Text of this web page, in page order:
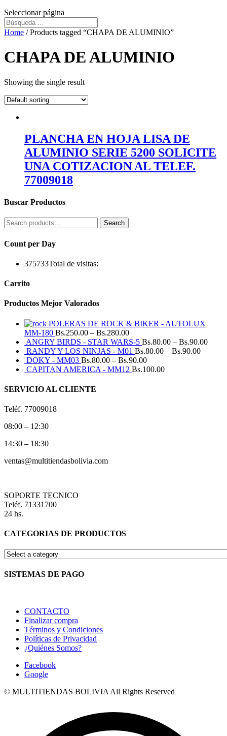
Seleccionar página
Home / Products tagged “CHAPA DE ALUMINIO”
CHAPA DE ALUMINIO
Showing the single result
PLANCHA EN HOJA LISA DE
ALUMINIO SERIE 5200 SOLICITE
UNA COTIZACION AL TELEF.
77009018
Buscar Productos
Search
for:
Search
Count per Day
375733Total de visitas:
Carrito
Productos Mejor Valorados
POLERAS DE ROCK & BIKER - AUTOLUX
MM-180 Bs.250.00 – Bs.280.00
ANGRY BIRDS - STAR WARS-5 Bs.80.00 – Bs.90.00
RANDY Y LOS NINJAS - M01 Bs.80.00 – Bs.90.00
DOKY - MM03 Bs.80.00 – Bs.90.00
CAPITAN AMERICA - MM12 Bs.100.00
SERVICIO AL CLIENTE
Teléf. 77009018
08:00 – 12:30
14:30 – 18:30
ventas@multitiendasbolivia.com
SOPORTE TECNICO
Teléf. 71331700
24 hs.
CATEGORIAS DE PRODUCTOS
SISTEMAS DE PAGO
CONTACTO
Finalizar compra
Términos y Condiciones
Políticas de Privacidad
¿Quiénes Somos?
Facebook
Google
© MULTITIENDAS BOLIVIA All Rights Reserved